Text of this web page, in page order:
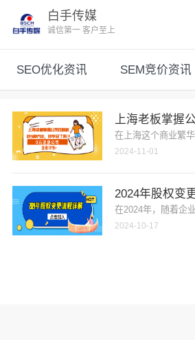
白手传媒
诚信第一 客户至上
SEO优化资讯 SEM竞价资讯
上海老板掌握
在上海这个商业繁
2024-11-01
2024年股权变
在2024年，随着企
2024-10-17